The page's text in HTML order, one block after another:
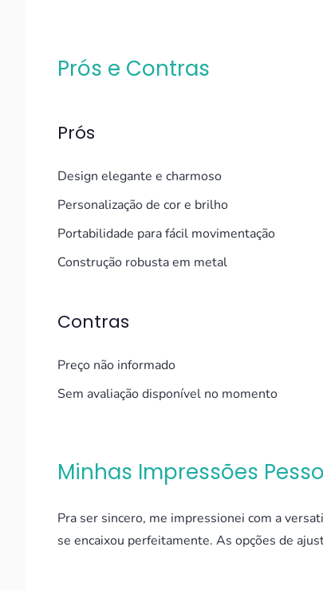
Prós e Contras
Prós
Design elegante e charmoso
Personalização de cor e brilho
Portabilidade para fácil movimentação
Construção robusta em metal
Contras
Preço não informado
Sem avaliação disponível no momento
Minhas Impressões
Pra ser sincero, me impressionei com a
se encaixou perfeitamente. As opções de